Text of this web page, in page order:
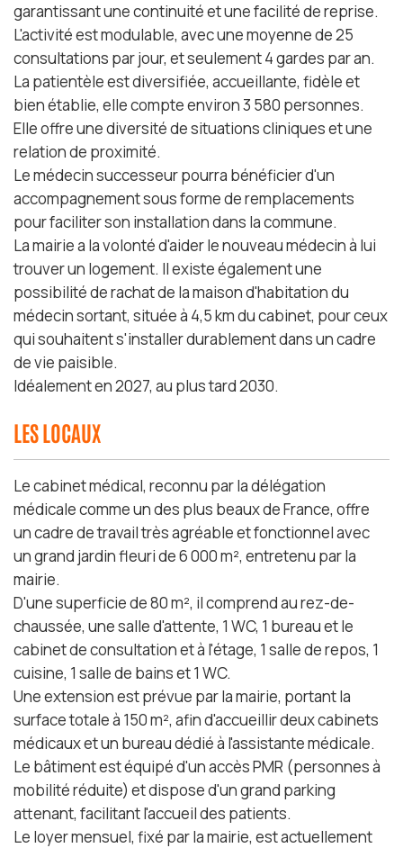
garantissant une continuité et une facilité de reprise.
L'activité est modulable, avec une moyenne de 25
consultations par jour, et seulement 4 gardes par an.
La patientèle est diversifiée, accueillante, fidèle et
bien établie, elle compte environ 3 580 personnes.
Elle offre une diversité de situations cliniques et une
relation de proximité.
Le médecin successeur pourra bénéficier d'un
accompagnement sous forme de remplacements
pour faciliter son installation dans la commune.
La mairie a la volonté d'aider le nouveau médecin à lui
trouver un logement. Il existe également une
possibilité de rachat de la maison d'habitation du
médecin sortant, située à 4,5 km du cabinet, pour ceux
qui souhaitent s'installer durablement dans un cadre
de vie paisible.
Idéalement en 2027, au plus tard 2030.
LES LOCAUX
Le cabinet médical, reconnu par la délégation
médicale comme un des plus beaux de France, offre
un cadre de travail très agréable et fonctionnel avec
un grand jardin fleuri de 6 000 m², entretenu par la
mairie.
D'une superficie de 80 m², il comprend au rez-de-
chaussée, une salle d'attente, 1 WC, 1 bureau et le
cabinet de consultation et à l'étage, 1 salle de repos, 1
cuisine, 1 salle de bains et 1 WC.
Une extension est prévue par la mairie, portant la
surface totale à 150 m², afin d'accueillir deux cabinets
médicaux et un bureau dédié à l'assistante médicale.
Le bâtiment est équipé d'un accès PMR (personnes à
mobilité réduite) et dispose d'un grand parking
attenant, facilitant l'accueil des patients.
Le loyer mensuel, fixé par la mairie, est actuellement